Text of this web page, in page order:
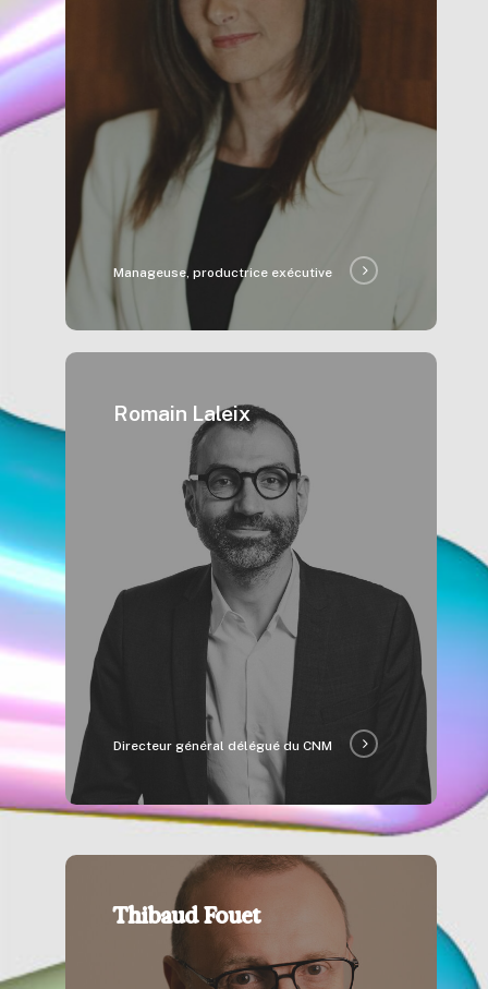
Manageuse, productrice exécutive
Romain Laleix
Directeur général délégué du CNM
Thibaud Fouet